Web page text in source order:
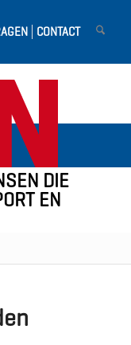
DIE
EN
CONTACT